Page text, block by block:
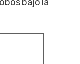
bajo la